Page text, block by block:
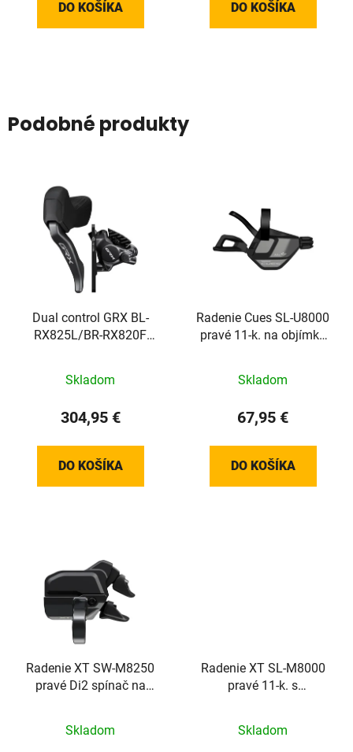
DO KOŠÍKA DO KOŠÍKA
Podobné produkty
Dual control GRX BL-
RX825L/BR-RX820F
Skladom
304,95 €
DO KOŠÍKA
Radenie Cues SL-U8000
pravé 11-k. na objímku
Skladom
67,95 €
DO KOŠÍKA
Radenie XT SW-M8250
pravé Di2 spínač na
Skladom
Radenie XT SL-M8000
pravé 11-k. s
Skladom